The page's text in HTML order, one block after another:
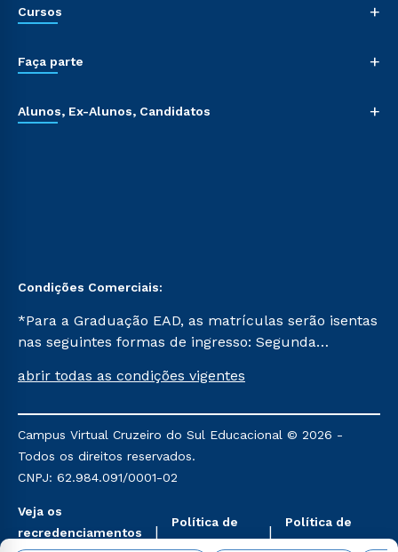
Cursos +
Faça parte +
Alunos, Ex-Alunos, Candidatos +
Condições Comerciais:
*Para a Graduação EAD, as matrículas serão isentas
nas seguintes formas de ingresso: Segunda
Já para as demais, a taxa de matrícula será de R$
mencionadas são referentes aos cursos: Ensino
Religioso, Geografia para a Docência e Metodologia
do Ensino de História: Questões Atuais.
abrir todas as condições vigentes
Campus Virtual Cruzeiro do Sul Educacional © 2026 -
Todos os direitos reservados.
CNPJ: 62.984.091/0001-02
Veja os
recredenciamentos
Política de
Privacidade
Política de
Cookies